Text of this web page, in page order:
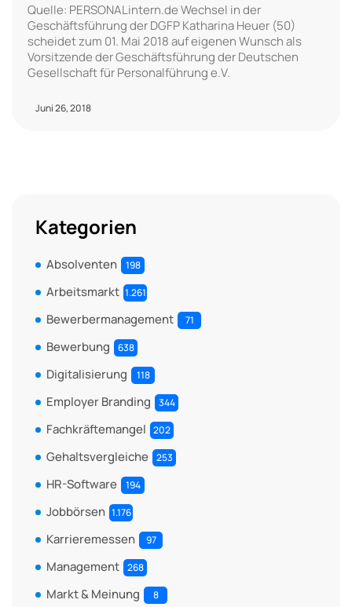
Quelle: PERSONALintern.de Wechsel in der
Geschäftsführung der DGFP Katharina Heuer (50)
scheidet zum 01. Mai 2018 auf eigenen Wunsch als
Vorsitzende der Geschäftsführung der Deutschen
Gesellschaft für Personalführung e.V.
Juni 26, 2018
Kategorien
Absolventen 198
Arbeitsmarkt 1.261
Bewerbermanagement 71
Bewerbung 638
Digitalisierung 118
Employer Branding 344
Fachkräftemangel 202
Gehaltsvergleiche 253
HR-Software 194
Jobbörsen 1.176
Karrieremessen 97
Management 268
Markt & Meinung 8